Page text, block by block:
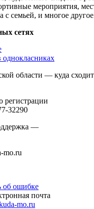
мероприятия,
с семьей, и многое
сетях
области — куда
регистрации
32290
—
mo.ru
об ошибке
почта
mo.ru